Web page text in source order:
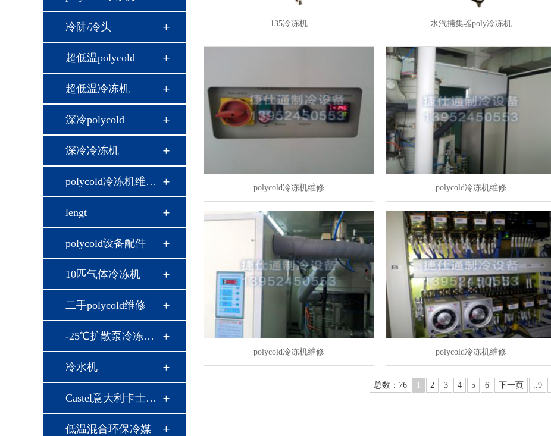
冷阱/冷头
超低温polycold
超低温冷冻机
深冷polycold
深冷冷冻机
polycold冷冻机维修…
lengt
polycold设备配件
10匹气体冷冻机
二手polycold维修
-25℃扩散泵冷冻机…
冷水机
Castel意大利卡士妥…
低温混合环保冷媒
135冷冻机 水汽捕集器poly冷冻机
polycold冷冻机维修 polycold冷冻机维修
polycold冷冻机维修 polycold冷冻机维修
总数：76 1 2 3 4 5 6 下一页 ..9